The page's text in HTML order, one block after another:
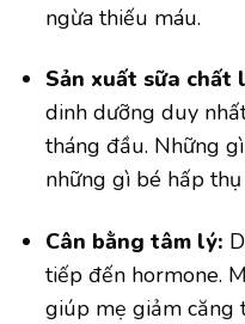
ngừa thiếu máu.
Sản xuất sữa chất
dinh dưỡng duy
tháng đầu. Những
những gì bé hấp thụ
Cân bằng tâm lý:
tiếp đến hormone.
giúp mẹ giảm căng